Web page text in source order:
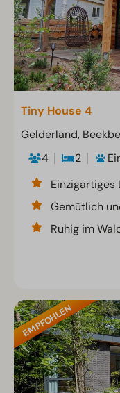
Tiny House 4
Gelderland,
4
2
Einzigartiges
Gemütlich
Ruhig im
EMPFOHLEN